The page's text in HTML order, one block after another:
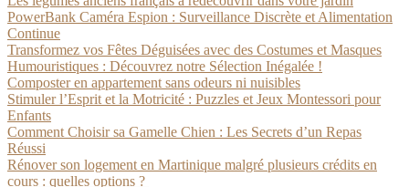
PowerBank Caméra Espion : Surveillance Discrète et Alimentation
Continue
Transformez vos Fêtes Déguisées avec des Costumes et Masques
Humouristiques : Découvrez notre Sélection Inégalée !
Composter en appartement sans odeurs ni nuisibles
Stimuler l’Esprit et la Motricité : Puzzles et Jeux Montessori pour
Enfants
Comment Choisir sa Gamelle Chien : Les Secrets d’un Repas
Réussi
Rénover son logement en Martinique malgré plusieurs crédits en
cours : quelles options ?